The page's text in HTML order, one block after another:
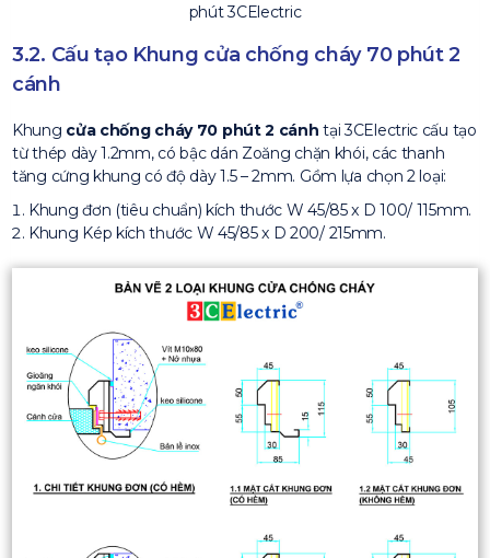
phút 3CElectric
3.2. Cấu tạo Khung cửa chống cháy 70 phút 2
cánh
Khung cửa chống cháy 70 phút 2 cánh tại 3CElectric cấu tạo
từ thép dày 1.2mm, có bậc dán Zoăng chặn khói, các thanh
tăng cứng khung có độ dày 1.5 – 2mm. Gồm lựa chọn 2 loại:
Khung đơn (tiêu chuẩn) kích thước W 45/85 x D 100/ 115mm.
Khung Kép kích thước W 45/85 x D 200/ 215mm.